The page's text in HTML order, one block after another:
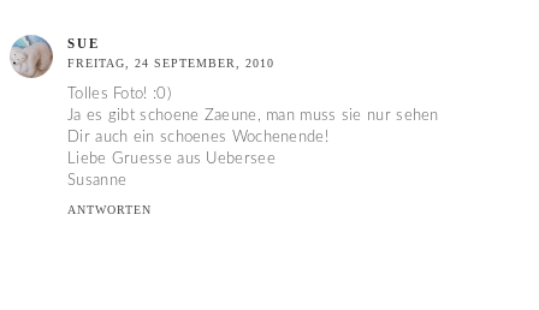
SUE
FREITAG, 24 SEPTEMBER, 2010
Tolles Foto! :0)
Ja es gibt schoene Zaeune, man muss sie nur sehen
Dir auch ein schoenes Wochenende!
Liebe Gruesse aus Uebersee
Susanne
ANTWORTEN